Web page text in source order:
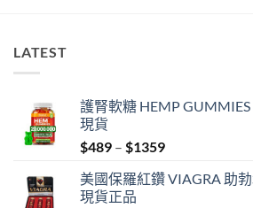
LATEST
護腎軟糖 HEMP
現貨
$489 – $1359Price
$489
美國保羅紅鑽 VIAGRA 助
現貨正品